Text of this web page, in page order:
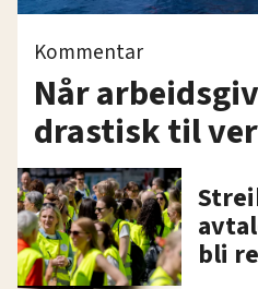
Kommentar
Når
drastisk til
bli